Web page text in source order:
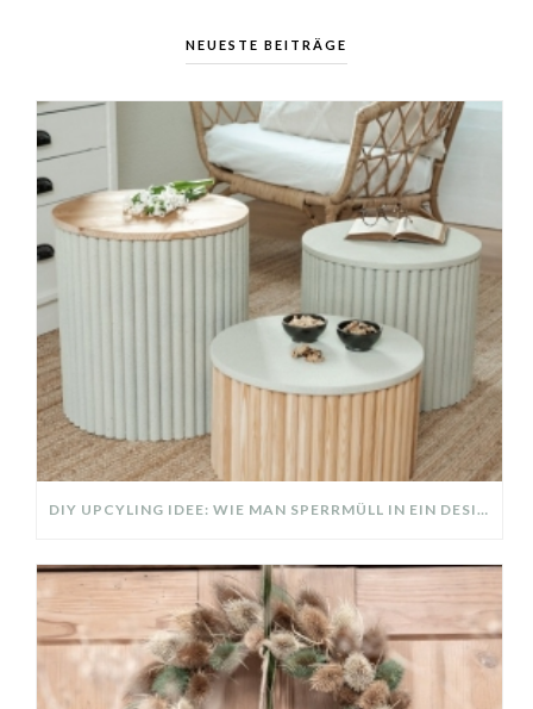
NEUESTE BEITRÄGE
DIY UPCYLING IDEE: WIE MAN SPERRMÜLL IN EIN DESIGNER TEIL VERWANDELT